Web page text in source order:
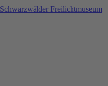
Schwarzwälder Freilichtmuseum